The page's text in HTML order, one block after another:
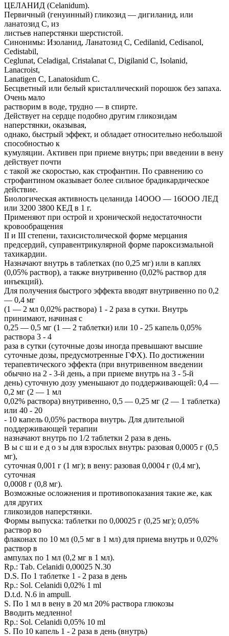
ЦЕЛАНИД (Сеlanidum).
Первичный (генуинный) гликозид — дигиланид, или
ланатозид С, из
листьев наперстянки шерстистой.
Синонимы: Изоланид, Ланатозид С, Cedilanid, Cedisanol,
Cedistabil,
Ceglunat, Celadigal, Cristalanat C, Digilanid C, Isolanid,
Lanacroist,
Lanatigen C, Lanatosidum C.
Бесцветный или белый кристаллический порошок без запаха.
Очень мало
растворим в воде, трудно — в спирте.
Действует на сердце подобно другим гликозидам
наперстянки, оказывая,
однако, быстрый эффект, и обладает относительно небольшой
способностью к
кумуляции. Активен при приеме внутрь; при введении в вену
действует почти
с такой же скоростью, как строфантин. По сравнению со
строфантином оказывает более сильное брадикардическое
действие.
Биологическая активность целанида 14ООО — 16ООО ЛЕД
или 3200 3800 КЕД в 1 г.
Применяют при острой и хронической недостаточности
кровообращения
II и III степени, тахисистолической форме мерцания
предсердий, суправентрикулярной форме пароксизмальной
тахикардии.
Назначают внутрь в таблетках (по 0,25 мг) или в каплях
(0,05% раствор), а также внутривенно (0,02% раствор для
инъекций).
Для получения быстрого эффекта вводят внутривенно по 0,2
— 0,4 мг
(1 — 2 мл 0,02% раствора) 1 - 2 раза в сутки. Внутрь
принимают, начиная с
0,25 — 0,5 мг (1 — 2 таблетки) или 10 - 25 капель 0,05%
раствора 3 - 4
раза в сутки (суточные дозы иногда превышают высшие
суточные дозы, предусмотренные ГФХ). По достижении
терапевтического эффекта (при внутривенном введении
обычно на 2 - 3-й день, а при приеме внутрь на 3 - 5-й
день) суточную дозу уменьшают до поддерживающей: 0,4 —
0,2 мг (2 — 1 мл
0,02% раствора) внутривенно, 0,5 — 0,25 мг (2 — 1 таблетка)
или 40 - 20
- 10 капель 0,05% раствора внутрь. Для длительной
поддерживающей терапии
назначают внутрь по 1/2 таблетки 2 раза в день.
В ы с ш и е д о з ы для взрослых внутрь: разовая 0,0005 г (0,5
мг),
суточная 0,001 г (1 мг); в вену: разовая 0,0004 г (0,4 мг),
суточная
0,0008 г (0,8 мг).
Возможные осложнения и противопоказания такие же, как
для других
гликозидов наперстянки.
Формы выпуска: таблетки по 0,00025 г (0,25 мг); 0,05%
раствор во
флаконах по 10 мл (0,5 мг в 1 мл) для приема внутрь и 0,02%
раствор в
ампулах по 1 мл (0,2 мг в 1 мл).
Rр.: Таb. Сеlanidi 0,00025 N.30
D.S. По 1 таблетке 1 - 2 раза в день
Rр.: Sol. Сеlanidi 0,02% 1 ml
D.t.d. N.6 in аmpull.
S. По 1 мл в вену в 20 мл 20% раствора глюкозы
Вводить медленно!
Rр.: Sol. Сеlanidi 0,05% 10 ml
S. По 10 капель 1 - 2 раза в день (внутрь)